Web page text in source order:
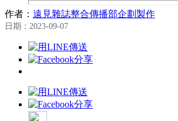
作者： 遠見雜誌整合傳播部企劃製作
日期：2023-09-07